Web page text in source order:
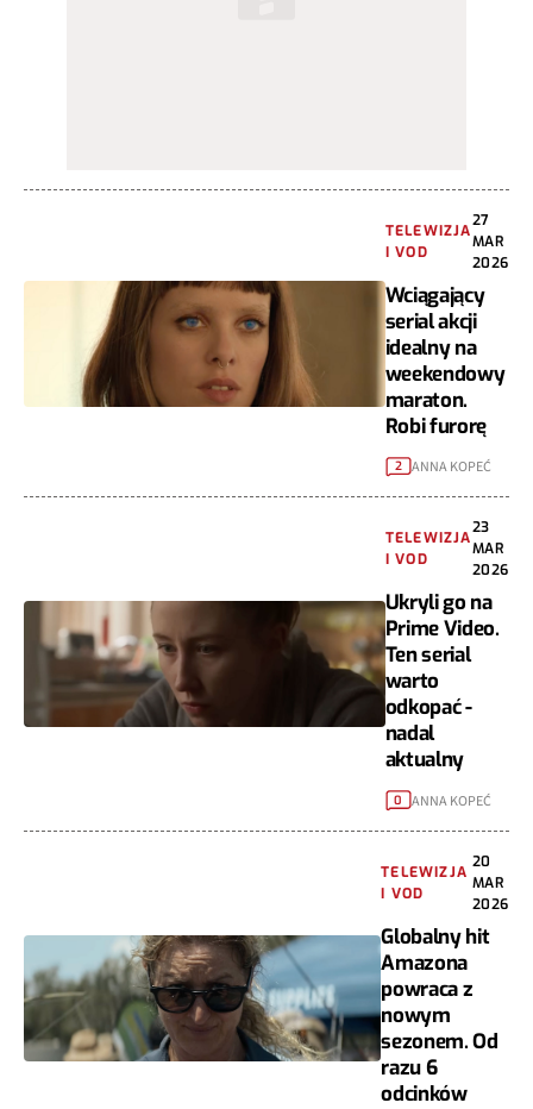
TELEWIZJA
I VOD
27
MAR
2026
Wciągający
serial akcji
idealny na
weekendowy
maraton.
Robi furorę
2 ANNA KOPEĆ
TELEWIZJA
I VOD
23
MAR
2026
Ukryli go na
Prime Video.
Ten serial
warto
odkopać -
nadal
aktualny
0 ANNA KOPEĆ
TELEWIZJA
I VOD
20
MAR
2026
Globalny hit
Amazona
powraca z
nowym
sezonem. Od
razu 6
odcinków